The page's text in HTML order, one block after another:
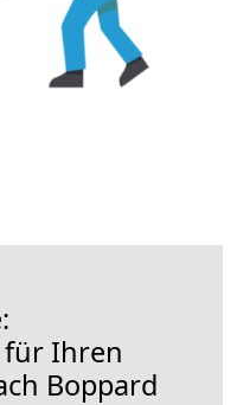
für Ihren
Boppard